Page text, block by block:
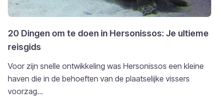
20 Dingen om te doen in Hersonissos: Je ultieme
reisgids
Voor zijn snelle ontwikkeling was Hersonissos een kleine
haven die in de behoeften van de plaatselijke vissers
voorzag...